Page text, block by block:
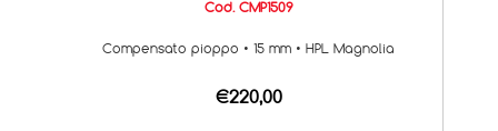
Cod. CMP1509
Compensato pioppo • 15 mm • HPL Magnolia
€220,00